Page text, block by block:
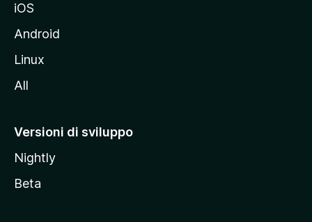
e
l
t
M
z
i
iOS
Android
Linux
All
Versioni di sviluppo
Nightly
Beta